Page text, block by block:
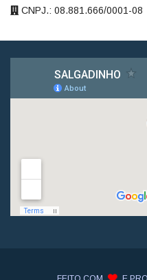
CNPJ.: 08.881.666/0001-08